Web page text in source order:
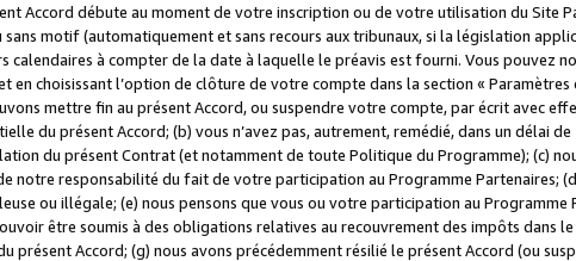
Accord débute au moment de votre inscription ou de votre utilisation du Site
sans motif (automatiquement et sans recours aux tribunaux, si la législation
calendaires à compter de la date à laquelle le préavis est fourni. Vous pouvez
en choisissant l’option de clôture de votre compte dans la section « Paramètres
mettre fin au présent Accord, ou suspendre votre compte, par écrit avec
du présent Accord; (b) vous n’avez pas, autrement, remédié, dans un délai
du présent Contrat (et notamment de toute Politique du Programme); (c)
notre responsabilité du fait de votre participation au Programme Partenaires;
ou illégale; (e) nous pensons que vous ou votre participation au
être soumis à des obligations relatives au recouvrement des impôts dans
présent Accord; (g) nous avons précédemment résilié le présent Accord (ou